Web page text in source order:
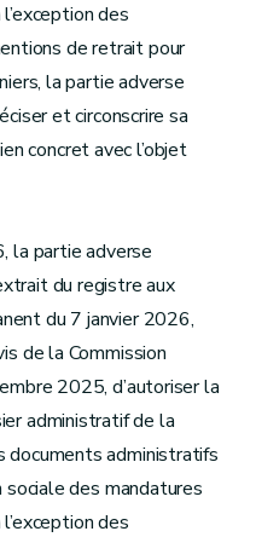
des
de retrait pour
la partie adverse
et circonscrire sa
concret avec l’objet
la partie adverse
du registre aux
du 7 janvier 2026,
de la Commission
2025, d’autoriser la
administratif de la
documents administratifs
des mandatures
des